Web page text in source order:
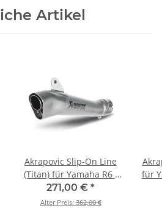
Artikel
Akrapovic Slip-On Line
(Titan) für Yamaha R6 -
BJ. 2006 > 2016 (SM-
Y6SO6T)
271,00 € *
Alter Preis:362,00 €
für